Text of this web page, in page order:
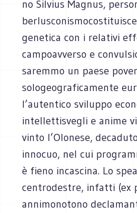
no Silvius Magnus,
genetica con i relativi
campoavverso e
saremmo un paese
sologeograficamente
l’autentico sviluppo
intellettisvegli e anime
vinto l’Olonese,
innocuo, nel cui
è fieno incascina. Lo
centrodestre, infatti (ex
annimonotono